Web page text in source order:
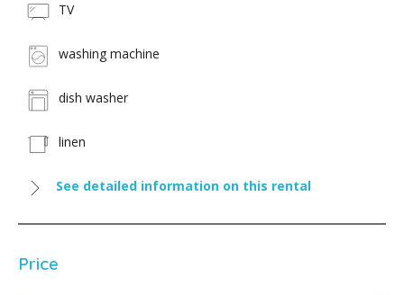
TV
washing machine
dish washer
linen
See detailed information on this rental
Price